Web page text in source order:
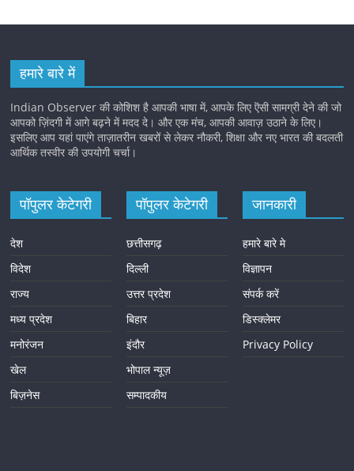
हमारे बारे में
Indian Observer की कोशिश है आपकी भाषा में, आपके लिए ऎसी सामग्री देने की जो
आपको ज़िंदगी में आगे बढ़ने में मदद दे। और एक मंच, आपकी आवाज़ उठाने के लिए।
इसलिए आप यहां पाएंगे ताज़ातरीन खबरों से लेकर नौकरी, शिक्षा और नए भारत की बदलती
आर्थिक तस्वीर की उपयोगी चर्चा।
पॉपुलर केटेगरी
देश
विदेश
राज्य
मध्य प्रदेश
मनोरंजन
खेल
बिज़नेस
पॉपुलर केटेगरी
छत्तीसगढ़
दिल्ली
उत्तर प्रदेश
बिहार
इंदौर
भोपाल न्यूज़
सम्पादकीय
जानकारी
हमारे बारे मे
विज्ञापन
संपर्क करें
डिस्क्लेमर
Privacy Policy